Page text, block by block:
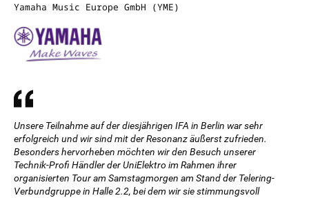
Yamaha Music Europe GmbH (YME)
Unsere Teilnahme auf der diesjährigen IFA in Berlin war sehr
erfolgreich und wir sind mit der Resonanz äußerst zufrieden.
Besonders hervorheben möchten wir den Besuch unserer
Technik-Profi Händler der UniElektro im Rahmen ihrer
organisierten Tour am Samstagmorgen am Stand der Telering-
Verbundgruppe in Halle 2.2, bei dem wir sie stimmungsvoll